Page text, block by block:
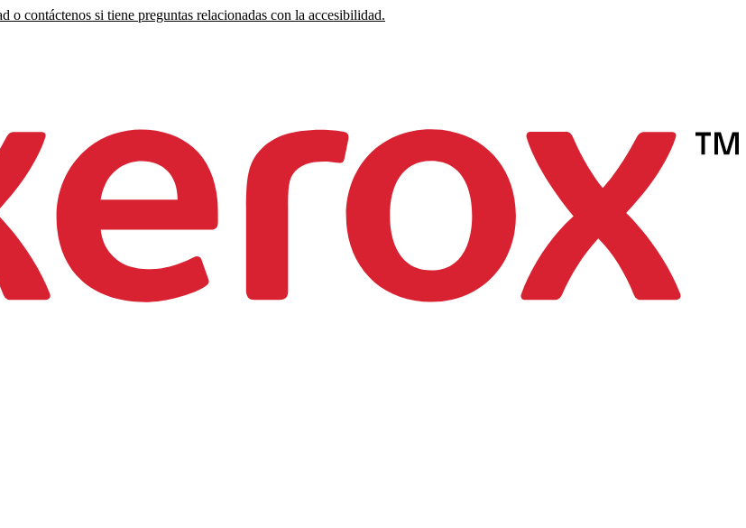
o contáctenos si tiene preguntas relacionadas con la accesibilidad.